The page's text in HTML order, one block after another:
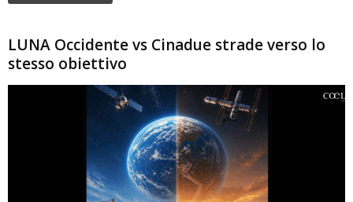
LUNA Occidente vs Cinadue strade verso lo
stesso obiettivo